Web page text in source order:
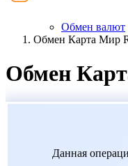
Обмен валют
Обмен Карта Мир
Обмен
Данная